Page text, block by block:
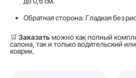
Обратная сторона: Гладкая без
🛒 Заказатьможно как полный
салона, так и только водительский
коврик.